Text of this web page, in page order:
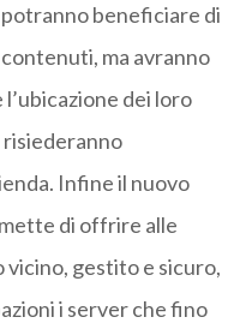
beneficiare di
ma avranno
dei loro
risiederanno
Infine il nuovo
di offrire alle
gestito e sicuro,
i server che fino